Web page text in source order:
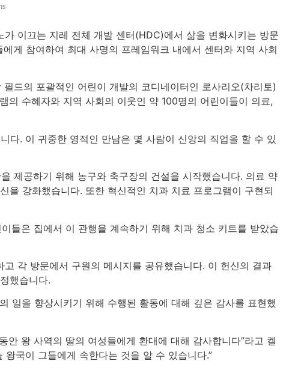
이끄는 지레 전체 개발 센터(HDC)에서 삶을 변화시키는 방문
게 참여하여 최대 사명의 프레임워크 내에서 센터와 지역 사회
드의 포괄적인 어린이 개발의 코디네이터인 로사리오(차리토)
의 수혜자와 지역 사회의 이웃인 약 100명의 어린이들이 의료,
다. 이 귀중한 영적인 만남은 몇 사람이 신앙의 직업을 할 수 있
제공하기 위해 농구와 축구장의 건설을 시작했습니다. 의료 약
을 강화했습니다. 또한 혁신적인 치과 치료 프로그램이 구현되
들은 집에서 이 관행을 계속하기 위해 치과 청소 키트를 받았습
각 방문에서 구원의 메시지를 공유했습니다. 이 헌신의 결과
했습니다.
일을 향상시키기 위해 수행된 활동에 대해 깊은 감사를 표현했
왕 사역의 딸의 여성들에게 환대에 대해 감사합니다”라고 켈
국이 그들에게 속한다는 것을 알 수 있습니다.”